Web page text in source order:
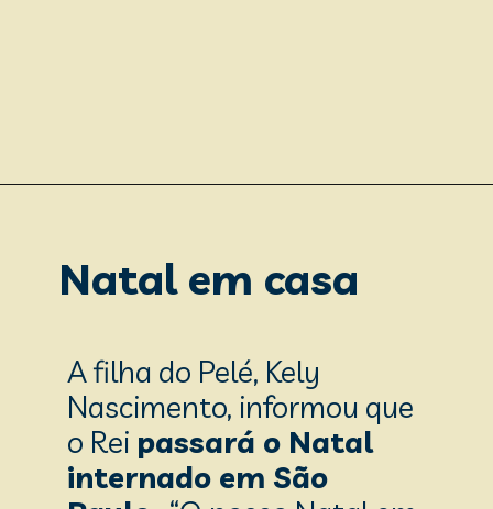
Natal em casa
A filha do Pelé, Kely
Nascimento, informou que
o Rei passará o Natal
internado em São